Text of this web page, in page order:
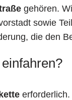
gehören.
sowie
die den